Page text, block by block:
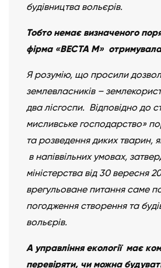
будівництва вольєрів.
Тобто немає визначеного
фірма «ВЕСТА М» отримувала
Я розумію, що просили
землевласників –
два лісгоспи. Відповідно до
мисливське господарство»
та розведення диких тварин,
в напіввільних умовах,
міністерства від 30 вересня
врегульоване питання саме
погодження створення та
вольєрів.
А управління екології має
перевіряти, чи можна